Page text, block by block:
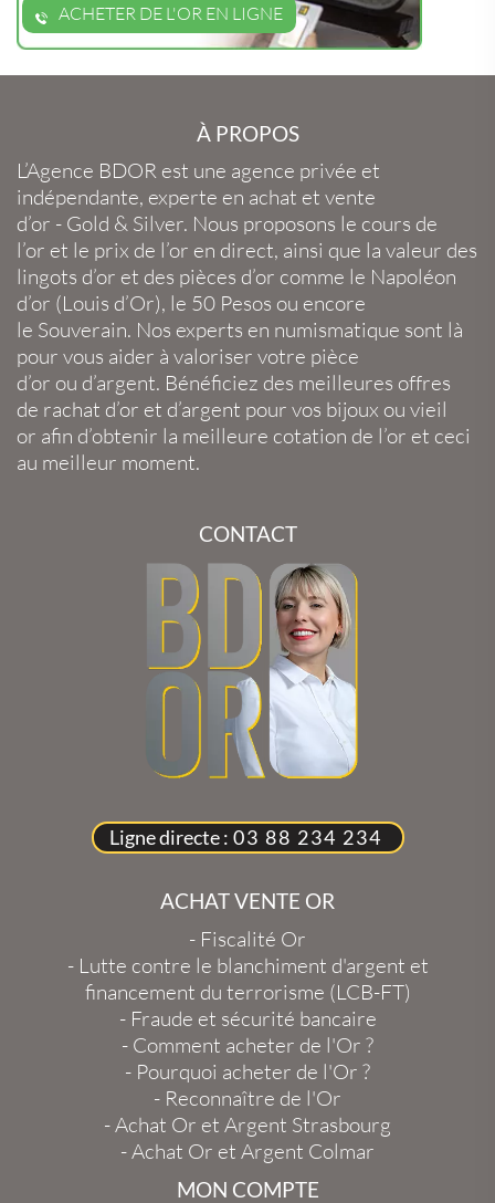
ACHETER DE L'OR EN LIGNE
À PROPOS
L’Agence BDOR est une agence privée et
indépendante, experte en achat et vente
d’or - Gold & Silver. Nous proposons le cours de
l’or et le prix de l’or en direct, ainsi que la valeur des
lingots d’or et des pièces d’or comme le Napoléon
d’or (Louis d’Or), le 50 Pesos ou encore
le Souverain. Nos experts en numismatique sont là
pour vous aider à valoriser votre pièce
d’or ou d’argent. Bénéficiez des meilleures offres
de rachat d’or et d’argent pour vos bijoux ou vieil
or afin d’obtenir la meilleure cotation de l’or et ceci
au meilleur moment.
CONTACT
Ligne directe : 03 88 234 234
ACHAT VENTE OR
- Fiscalité Or
- Lutte contre le blanchiment d'argent et
financement du terrorisme (LCB-FT)
- Fraude et sécurité bancaire
- Comment acheter de l'Or ?
- Pourquoi acheter de l'Or ?
- Reconnaître de l'Or
-Achat Or et Argent Strasbourg
-Achat Or et Argent Colmar
MON COMPTE